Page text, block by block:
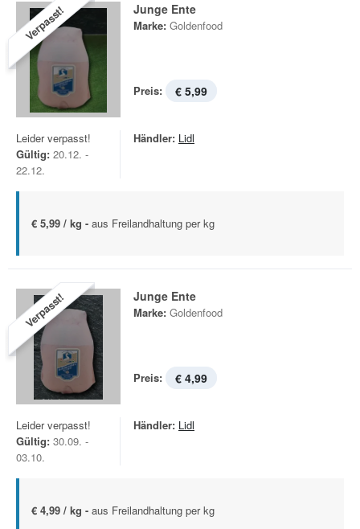
Verpasst! Junge Ente
Marke: Goldenfood
Preis: € 5,99
Leider verpasst!
Gültig: 20.12. -
22.12.
Händler: Lidl
€ 5,99 / kg - aus Freilandhaltung per kg
Verpasst! Junge Ente
Marke: Goldenfood
Preis: € 4,99
Leider verpasst!
Gültig: 30.09. -
03.10.
Händler: Lidl
€ 4,99 / kg - aus Freilandhaltung per kg